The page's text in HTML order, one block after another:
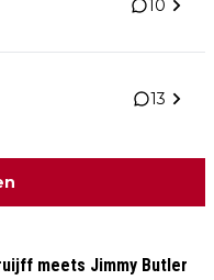
10
13
meets Jimmy Butler